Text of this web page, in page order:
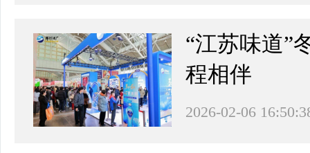
“江苏味道”
程相伴
2026-02-06